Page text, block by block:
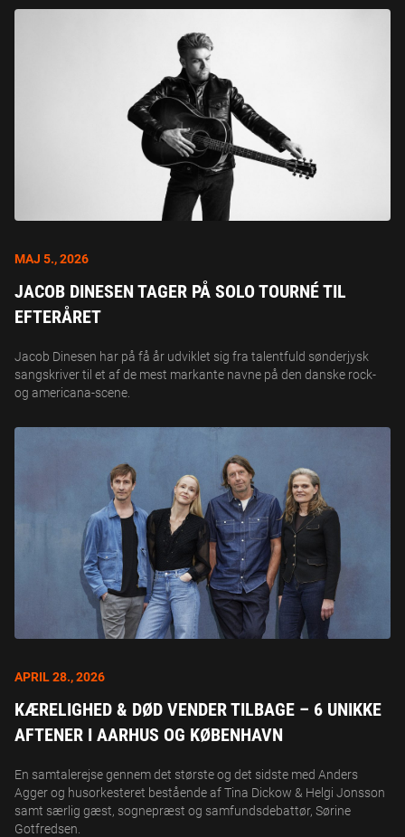
MAJ 5., 2026
JACOB DINESEN TAGER PÅ SOLO TOURNÉ TIL
EFTERÅRET
Jacob Dinesen har på få år udviklet sig fra talentfuld sønderjysk
sangskriver til et af de mest markante navne på den danske rock-
og americana-scene.
APRIL 28., 2026
KÆRELIGHED & DØD VENDER TILBAGE – 6 UNIKKE
AFTENER I AARHUS OG KØBENHAVN
En samtalerejse gennem det største og det sidste med Anders
Agger og husorkesteret bestående af Tina Dickow & Helgi Jonsson
samt særlig gæst, sognepræst og samfundsdebattør, Sørine
Gotfredsen.